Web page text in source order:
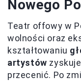
Nowego
Teatr offowy w
wolności oraz
kształtowaniu
artystów
przecenić. Po